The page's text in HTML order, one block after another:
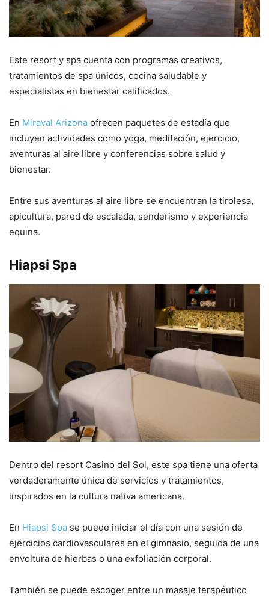
Este resort y spa cuenta con programas creativos,
tratamientos de spa únicos, cocina saludable y
especialistas en bienestar calificados.
En Miraval Arizona ofrecen paquetes de estadía que
incluyen actividades como yoga, meditación, ejercicio,
aventuras al aire libre y conferencias sobre salud y
bienestar.
Entre sus aventuras al aire libre se encuentran la tirolesa,
apicultura, pared de escalada, senderismo y experiencia
equina.
Hiapsi Spa
Dentro del resort Casino del Sol, este spa tiene una oferta
verdaderamente única de servicios y tratamientos,
inspirados en la cultura nativa americana.
En Hiapsi Spa se puede iniciar el día con una sesión de
ejercicios cardiovasculares en el gimnasio, seguida de una
envoltura de hierbas o una exfoliación corporal.
También se puede escoger entre un masaje terapéutico